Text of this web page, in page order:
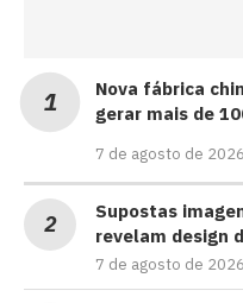
Nova fábrica
gerar mais de
7 de agosto de 2026
Supostas
revelam design
7 de agosto de 2026